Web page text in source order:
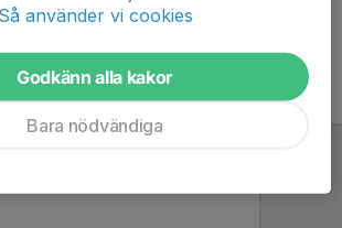
Så använder vi cookies
Godkänn alla kakor
Bara nödvändiga